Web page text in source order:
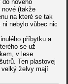
nového
nové (takže
na které se tak
nebylo vůbec nic
příbytku a
se už
v lese
Ten plastovej
velký želvy mají